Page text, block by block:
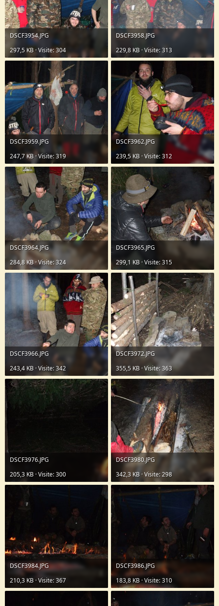
DSCF3954.JPG
297,5 KB · Visite: 304
DSCF3958.JPG
229,8 KB · Visite: 313
DSCF3959.JPG
247,7 KB · Visite: 319
DSCF3962.JPG
239,5 KB · Visite: 312
DSCF3964.JPG
284,8 KB · Visite: 324
DSCF3965.JPG
299,1 KB · Visite: 315
DSCF3966.JPG
243,4 KB · Visite: 342
DSCF3972.JPG
355,5 KB · Visite: 363
DSCF3976.JPG
205,3 KB · Visite: 300
DSCF3980.JPG
342,3 KB · Visite: 298
DSCF3984.JPG
210,3 KB · Visite: 367
DSCF3986.JPG
183,8 KB · Visite: 310